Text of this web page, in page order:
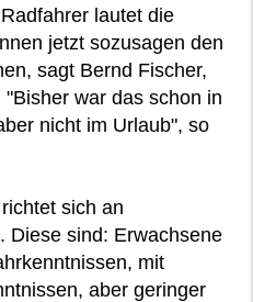
lautet die
jetzt sozusagen den
sagt Bernd Fischer,
war das schon in
nicht im Urlaub", so
sich an
Diese sind: Erwachsene
mit
aber geringer